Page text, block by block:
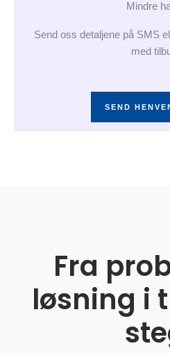
Mindre
Send oss detaljene på SMS
med
SEND
Fra
løsning i